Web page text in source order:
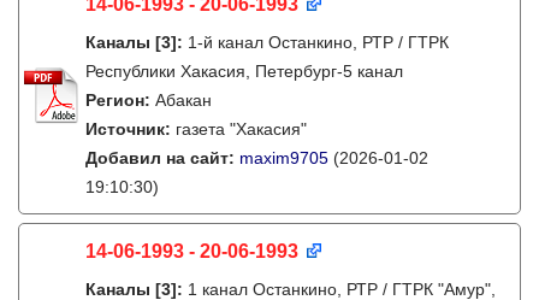
14-06-1993 - 20-06-1993
Каналы [3]: 1-й канал Останкино, РТР / ГТРК
Республики Хакасия, Петербург-5 канал
Регион: Абакан
Источник: газета "Хакасия"
Добавил на сайт: maxim9705 (2026-01-02
19:10:30)
14-06-1993 - 20-06-1993
Каналы [3]: 1 канал Останкино, РТР / ГТРК "Амур",